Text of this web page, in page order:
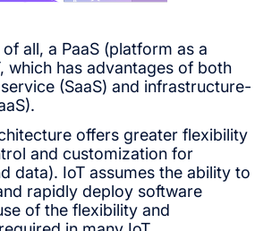
all, a PaaS (platform as a
which has advantages of both
(SaaS) and infrastructure-
offers greater flexibility
and customization for
data). IoT assumes the ability to
rapidly deploy software
of the flexibility and